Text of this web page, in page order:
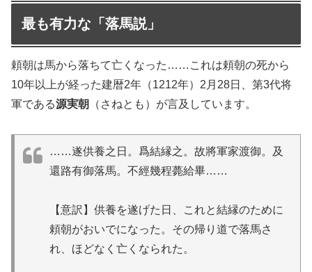
最も有力な「落馬説」
頼朝は馬から落ちて亡くなった……これは頼朝の死から
10年以上が経った建暦2年（1212年）2月28日、第3代将
軍である源実朝 （さねとも）が言及しています。
……遂供養之日。爲結縁之。故將軍家渡御。及
還路有御落馬。不經幾程薨給畢……
【意訳】供養を遂げた日、これと結縁のために
頼朝がおいでになった。その帰り道で落馬さ
れ、ほどなく亡くなられた。